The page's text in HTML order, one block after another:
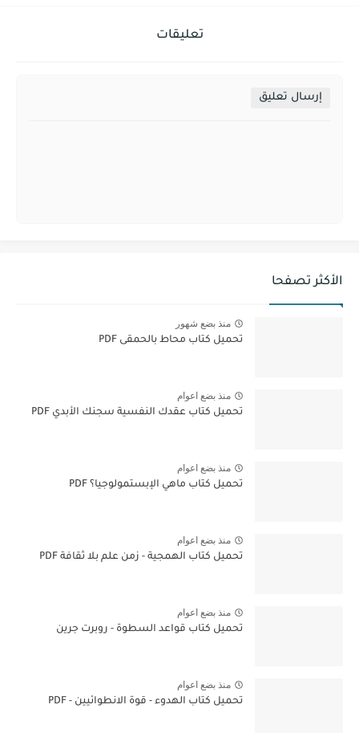
تعليقات
إرسال تعليق
الأكثر تصفحا
منذ بضع شهور
تحميل كتاب محاط بالحمقى PDF
منذ بضع اعوام
تحميل كتاب عقدك النفسية سجنك الأبدي PDF
منذ بضع اعوام
تحميل كتاب ماهي الإبستمولوجيا؟ PDF
منذ بضع اعوام
تحميل كتاب الهمجية - زمن علم بلا ثقافة PDF
منذ بضع اعوام
تحميل كتاب قواعد السطوة - روبرت جرين
منذ بضع اعوام
تحميل كتاب الهدوء - قوة الانطوائيين - PDF